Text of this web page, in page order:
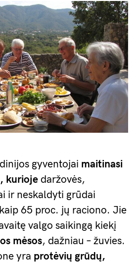
gyventojai maitinasi
kurioje daržovės,
ir neskaldyti grūdai
65 proc. jų raciono. Jie
valgo saikingą kiekį
mėsos, dažniau – žuvies.
yra protėvių grūdų,